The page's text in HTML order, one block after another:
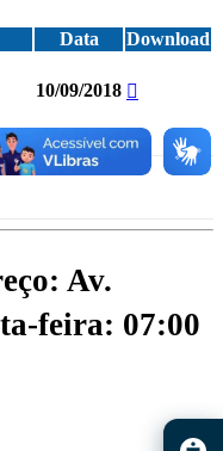
Data
Download
10/09/2018
Av.
feira: 07:00